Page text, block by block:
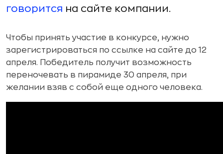
говорится на сайте компании.
Чтобы принять участие в конкурсе, нужно
зарегистрироваться по ссылке на сайте до 12
апреля. Победитель получит возможность
переночевать в пирамиде 30 апреля, при
желании взяв с собой еще одного человека.